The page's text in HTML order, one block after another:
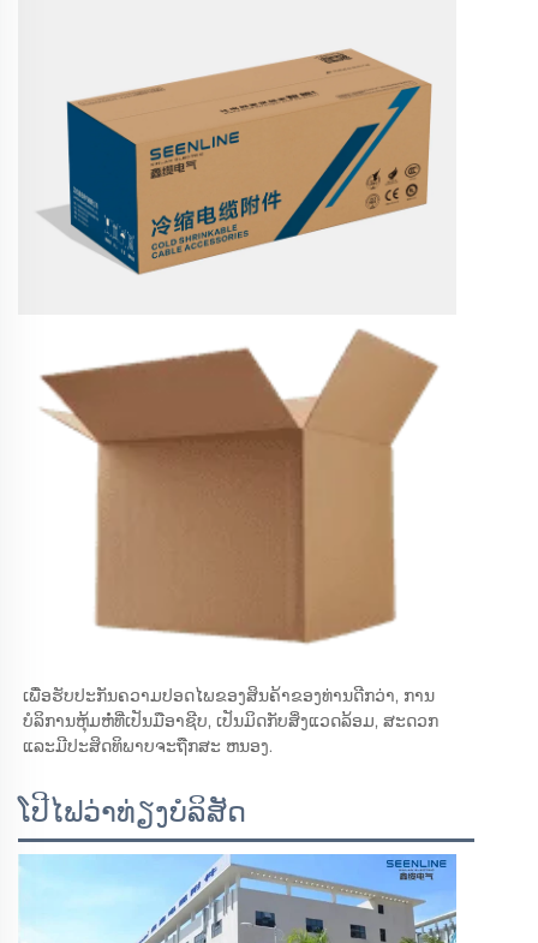
ເພື່ອຮັບປະກັນຄວາມປອດໄພຂອງສິນຄ້າຂອງທ່ານດີກວ່າ, ການ
ບໍລິການຫຸ້ມຫໍ່ທີ່ເປັນມືອາຊີບ, ເປັນມິດກັບສິ່ງແວດລ້ອມ, ສະດວກ
ແລະມີປະສິດທິພາບຈະຖືກສະ ຫນອງ.
ໂປີໄຟວ່າທ່ຽງບໍລິສັດ